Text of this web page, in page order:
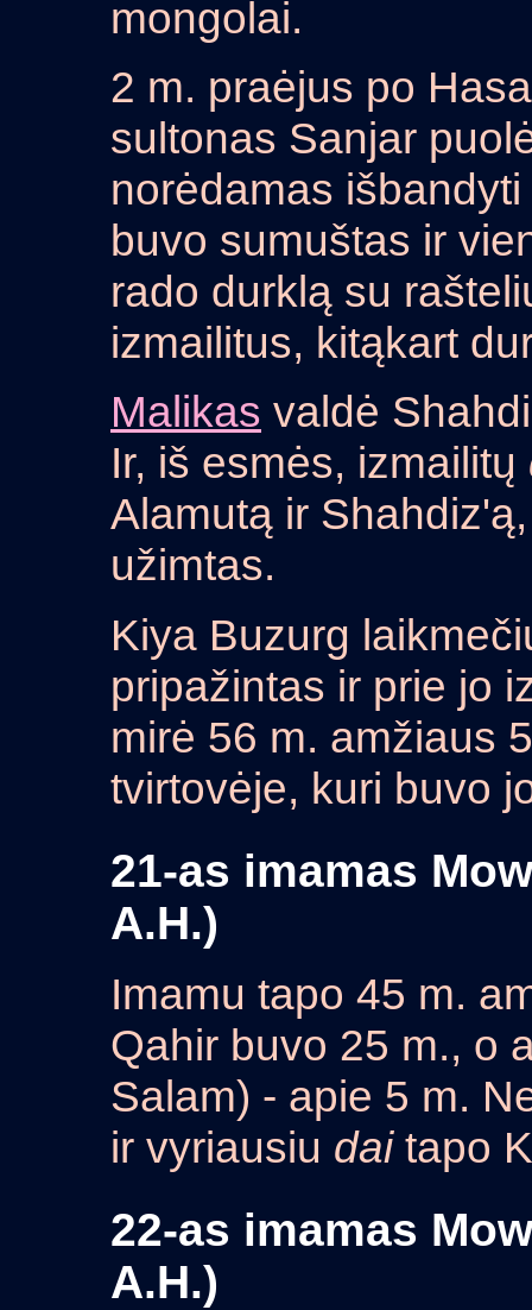
mongolai.
2 m. praėjus po
sultonas Sanjar
norėdamas
buvo sumuštas ir
rado durklą su
izmailitus, kitąkart
Malikas valdė
Ir, iš esmės, izmailitų
Alamutą ir
užimtas.
Kiya Buzurg
pripažintas ir prie jo
mirė 56 m. amžiaus
tvirtovėje, kuri buvo
21-as imamas
A.H.)
Imamu tapo 45 m.
Qahir buvo 25 m., o
Salam) - apie 5 m.
ir vyriausiu daitapo
22-as imamas
A.H.)